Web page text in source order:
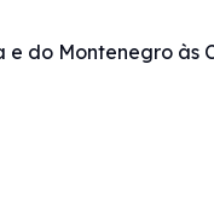
do Montenegro às